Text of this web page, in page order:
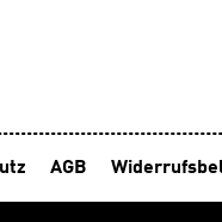
AGB